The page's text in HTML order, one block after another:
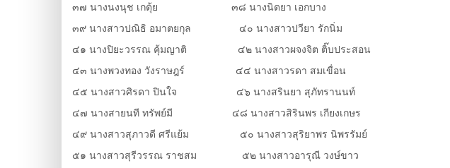
๓๗ นางนงนุช เกตุ้ย ๓๘ นางนิตยา เอกบาง
๓๙ นางสาวปณิธิ อมาตยกุล ๔๐ นางสาวปวียา รักนิ่ม
๔๑ นางปิยะวรรณ คุ้มญาติ ๔๒ นางสาวผจงจิต ติ๊บประสอน
๔๓ นางพวงทอง วังราษฎร์ ๔๔ นางสาวรดา สมเขื่อน
๔๕ นางสาวศิรดา ปินใจ ๔๖ นางสรินยา สุภัทรานนท์
๔๗ นางสายนที ทรัพย์มี ๔๘ นางสาวสิรินพร เกียงเกษร
๔๙ นางสาวสุภาวดี ศรีแย้ม ๕๐ นางสาวสุริยาพร นิพรรัมย์
๕๑ นางสาวสุรีวรรณ ราชสม ๕๒ นางสาวอารุณี วงษ์ขาว